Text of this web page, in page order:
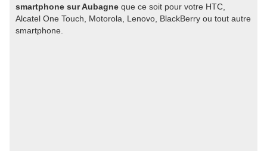
smartphone sur Aubagne que ce soit pour votre HTC,
Alcatel One Touch, Motorola, Lenovo, BlackBerry ou tout autre
smartphone.